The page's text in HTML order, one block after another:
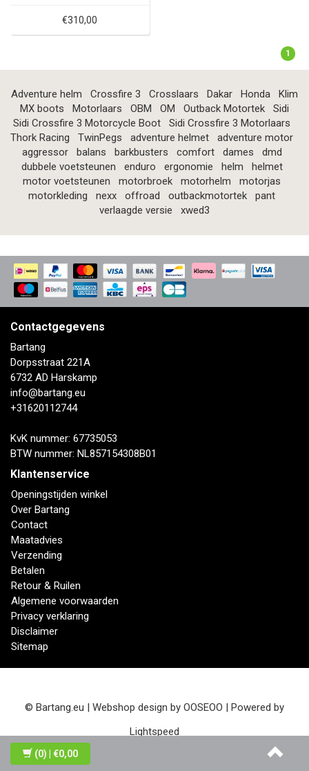
€310,00
1
Adventure helm Crossfire 3 Crosslaars Dakar Honda
Klim
MX boots
Motorlaars OBM OM Outback Motortek
Sidi
Sidi Crossfire 3 Motorcycle Boot
Sidi Crossfire 3 Motorlaars
Thork Racing
TwinPegs adventure helmet
adventure motor
aggressor
balans barkbusters comfort dames
dmd
dubbele voetsteunen
enduro ergonomie helm
helmet
motor voetsteunen
motorbroek motorhelm
motorjas
motorkleding
nexx offroad outbackmotortek
pant
verlaagde versie
xwed3
Contactgegevens
Bartang
Dorpsstraat 221A
6732 AD Harskamp
info@bartang.eu
+31620112744
KvK nummer: 67735053
BTW nummer: NL857154308B01
Klantenservice
Openingstijden winkel
Over Bartang
Contact
Maatadvies
Verzending
Betalen
Retour & Ruilen
Algemene voorwaarden
Privacy verklaring
Disclaimer
Sitemap
© Bartang.eu | Webshop design by OOSEOO | Powered by
Lightspeed
(0) | €0,00